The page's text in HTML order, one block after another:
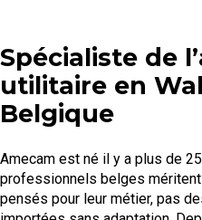
Spécialiste de
utilitaire en
Belgique
Amecam est né il y a plus de
professionnels belges
pensés pour leur métier, pas